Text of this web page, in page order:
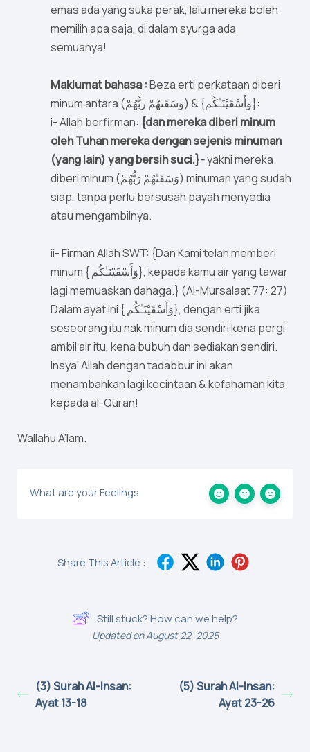
emas ada yang suka perak, lalu mereka boleh
memilih apa saja, di dalam syurga ada
semuanya!
Maklumat bahasa :Beza erti perkataan diberi
minum antara (وَسَقَىهُمْ رَبُّهُمْ) & {وَأَسْقَيْنَـٰكُم}:
i- Allah berfirman: {dan mereka diberi minum
oleh Tuhan mereka dengan sejenis minuman
(yang lain) yang bersih suci.}-yakni mereka
diberi minum (وَسَقَىٰهُمْ رَبُّهُمْ) minuman yang sudah
siap, tanpa perlu bersusah payah menyedia
atau mengambilnya.
ii- Firman Allah SWT: {Dan Kami telah memberi
minum { وَأَسْقَيْنَـٰكُم}, kepada kamu air yang tawar
lagi memuaskan dahaga.} (Al-Mursalaat 77: 27)
Dalam ayat ini { وَأَسْقَيْنَـٰكُم}, dengan erti jika
seseorang itu nak minum dia sendiri kena pergi
ambil air itu, kena bubuh dan sediakan sendiri.
Insya’ Allah dengan tadabbur ini akan
menambahkan lagi kecintaan & kefahaman kita
kepada al-Quran!
Wallahu A’lam.
What are your Feelings
Share This Article :
Still stuck? How can we help?
Updated on August 22, 2025
(3) Surah Al-Insan:
Ayat 13-18
(5) Surah Al-Insan:
Ayat 23-26